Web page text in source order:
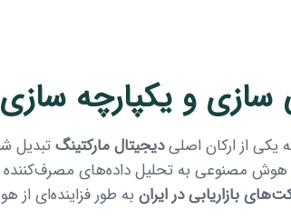
و یکپارچه
از ارکان اصلیدیجیتال مارکتینگتبدیل
هوش مصنوعی به تحلیل داده‌های مصرف‌کننده
بازاریابی در ایران به طور فزاینده‌ای